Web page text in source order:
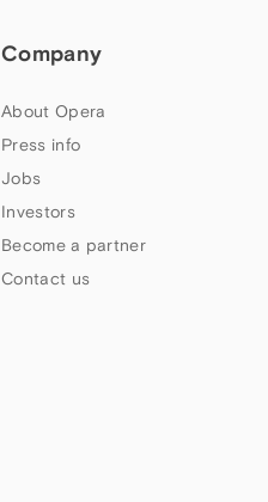
Company
About Opera
Press info
Jobs
Investors
Become a partner
Contact us